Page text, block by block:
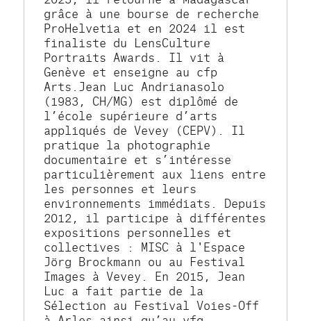
grâce à une bourse de recherche
ProHelvetia et en 2024 il est
finaliste du LensCulture
Portraits Awards. Il vit à
Genève et enseigne au cfp
Arts.Jean Luc Andrianasolo
(1983, CH/MG) est diplômé de
l’école supérieure d’arts
appliqués de Vevey (CEPV). Il
pratique la photographie
documentaire et s’intéresse
particulièrement aux liens entre
les personnes et leurs
environnements immédiats. Depuis
2012, il participe à différentes
expositions personnelles et
collectives : MISC à l'Espace
Jörg Brockmann ou au Festival
Images à Vevey. En 2015, Jean
Luc a fait partie de la
Sélection au Festival Voies-Off